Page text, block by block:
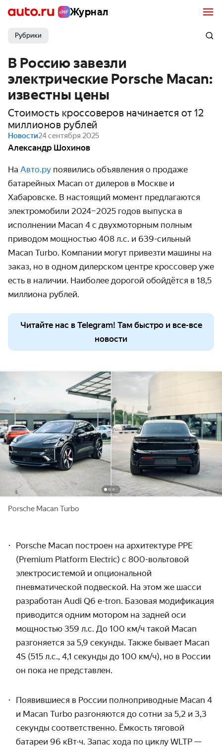
Журнал
Рубрики
В Россию завезли
электрические Porsche Macan:
известны цены
Стоимость кроссоверов начинается от 12
миллионов рублей
Новости24 сентября 2025
Александр Шохинов
На Авто.ру появились объявления о продаже
батарейных Macan от дилеров в Москве и
Хабаровске. В настоящий момент предлагаются
электромобили 2024–2025 годов выпуска в
исполнении Macan 4 с двухмоторным полным
приводом мощностью 408 л.с. и 639-сильный
Macan Turbo. Компании могут привезти машины на
заказ, но в одном дилерском центре кроссовер уже
есть в наличии. Наиболее дорогой обойдётся в 18,5
миллиона рублей.
Читайте нас в Telegram! Там быстро и все-все
новости
Porsche Macan Turbo
Porsche Macan построен на архитектуре PPE
(Premium Platform Electric) с 800-вольтовой
электросистемой и опциональной
пневматической подвеской. На этом же шасси
разработан Audi Q6 e-tron. Базовая модификация
приводится одним мотором на задней оси
мощностью 359 л.с. До 100 км/ч такой Macan
разгоняется за 5,9 секунды. Также бывает Macan
4S (515 л.с., 4,1 секунды до 100 км/ч), но в России
он пока не представлен.
Появившиеся в России полноприводные Macan 4
и Macan Turbo разгоняются до сотни за 5,2 и 3,3
секунды соответственно. Ёмкость тяговой
батареи 96 кВт·ч. Запас хода по циклу WLTP —